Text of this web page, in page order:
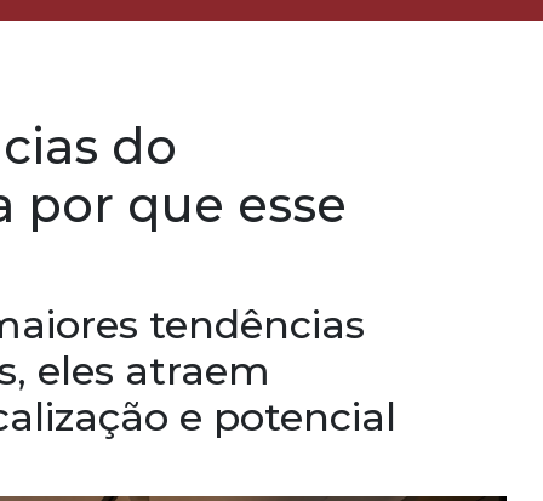
do
por que esse
tendências
eles atraem
e potencial